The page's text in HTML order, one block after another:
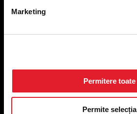
Marketing
Permitere toate
Permite selecția
Restaurante
CAMERA 5, Etaj 2